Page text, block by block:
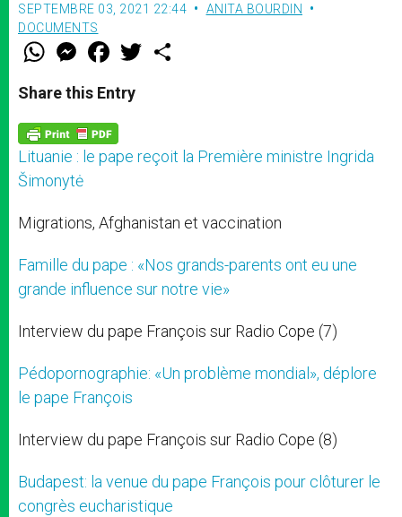
SEPTEMBRE 03, 2021 22:44
ANITA BOURDIN
DOCUMENTS
W
t
s
p
p
M
e
s
e
g
e
r
F
a
e
b
o
k
w
Share this Entry
Lituanie : le pape reçoit la Première ministre Ingrida
Šimonytė
Migrations, Afghanistan et vaccination
Famille du pape : «Nos grands-parents ont eu une
grande influence sur notre vie»
Interview du pape François sur Radio Cope (7)
Pédopornographie: «Un problème mondial», déplore
le pape François
Interview du pape François sur Radio Cope (8)
Budapest: la venue du pape François pour clôturer le
congrès eucharistique